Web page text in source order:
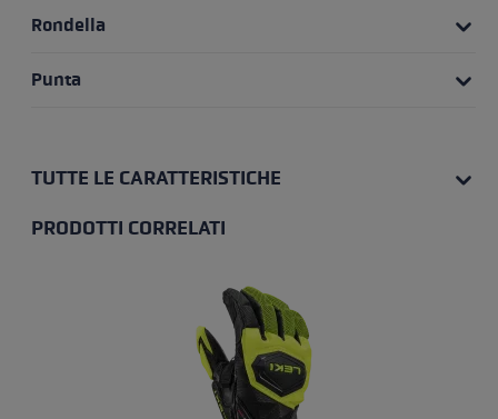
Rondella
Punta
TUTTE LE CARATTERISTICHE
PRODOTTI CORRELATI